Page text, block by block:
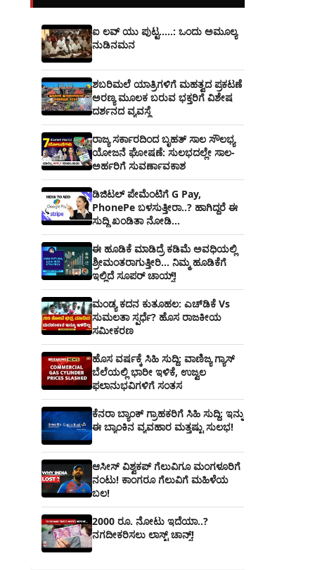
ಐ ಲವ್ ಯು ಪುಟ್ಟ.....: ಒಂದು ಅಮೂಲ್ಯ
ನುಡಿನಮನ
ಶಬರಿಮಲೆ ಯಾತ್ರಿಗಳಿಗೆ ಮಹತ್ವದ ಪ್ರಕಟಣೆ
ಅರಣ್ಯ ಮೂಲಕ ಬರುವ ಭಕ್ತರಿಗೆ ವಿಶೇಷ
ದರ್ಶನದ ವ್ಯವಸ್ಥೆ
ರಾಜ್ಯ ಸರ್ಕಾರದಿಂದ ಬೃಹತ್ ಸಾಲ ಸೌಲಭ್ಯ
ಯೋಜನೆ ಘೋಷಣೆ: ಸುಲಭದಲ್ಲೇ ಸಾಲ-
ಅರ್ಹರಿಗೆ ಸುವರ್ಣಾವಕಾಶ
ಡಿಜಿಟಲ್ ಪೇಮೆಂಟಿಗೆ G Pay,
PhonePe ಬಳಸುತ್ತೀರಾ..? ಹಾಗಿದ್ದರೆ ಈ
ಸುದ್ದಿ ಖಂಡಿತಾ ನೋಡಿ...
ಈ ಹೂಡಿಕೆ ಮಾಡಿದ್ರೆ ಕಡಿಮೆ ಅವಧಿಯಲ್ಲಿ
ಶ್ರೀಮಂತರಾಗುತ್ತೀರಿ... ನಿಮ್ಮ ಹೂಡಿಕೆಗೆ
ಇಲ್ಲಿದೆ ಸೂಪರ್ ಚಾಯ್ಸ್‌!
ಮಂಡ್ಯ ಕದನ ಕುತೂಹಲ: ಎಚ್‌ಡಿಕೆ Vs
ಸುಮಲತಾ ಸ್ಪರ್ಧೆ? ಹೊಸ ರಾಜಕೀಯ
ಸಮೀಕರಣ
ಹೊಸ ವರ್ಷಕ್ಕೆ ಸಿಹಿ ಸುದ್ದಿ: ವಾಣಿಜ್ಯ ಗ್ಯಾಸ್‌
ಬೆಲೆಯಲ್ಲಿ ಭಾರೀ ಇಳಿಕೆ, ಉಜ್ವಲ
ಫಲಾನುಭವಿಗಳಿಗೆ ಸಂತಸ
ಕೆನರಾ ಬ್ಯಾಂಕ್‌ ಗ್ರಾಹಕರಿಗೆ ಸಿಹಿ ಸುದ್ದಿ: ಇನ್ನು
ಈ ಬ್ಯಾಂಕಿನ ವ್ಯವಹಾರ ಮತ್ತಷ್ಟು ಸುಲಭ!
ಆಸೀಸ್ ವಿಶ್ವಕಪ್ ಗೆಲುವಿಗೂ ಮಂಗಳೂರಿಗೆ
ನಂಟು! ಕಾಂಗರೂ ಗೆಲುವಿಗೆ ಮಹಿಳೆಯ
ಬಲ!
2000 ರೂ. ನೋಟು ಇದೆಯಾ..?
ನಗದೀಕರಿಸಲು ಲಾಸ್ಟ್‌ ಚಾನ್ಸ್‌!